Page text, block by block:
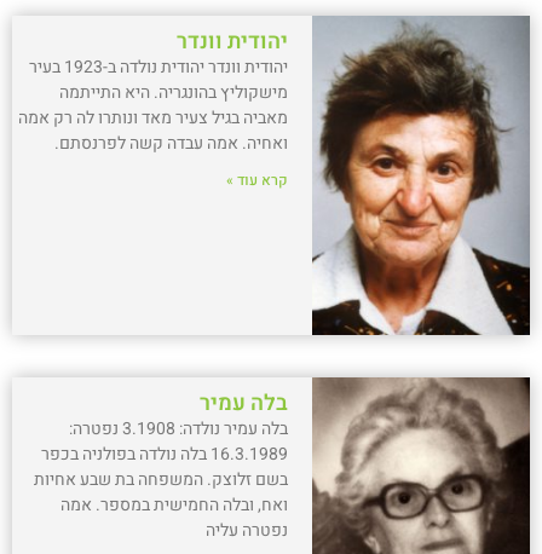
יהודית וונדר
יהודית וונדר יהודית נולדה ב-1923 בעיר
מישקוליץ בהונגריה. היא התייתמה
מאביה בגיל צעיר מאד ונותרו לה רק אמה
ואחיה. אמה עבדה קשה לפרנסתם.
קרא עוד »
בלה עמיר
בלה עמיר נולדה: 3.1908 נפטרה:
16.3.1989 בלה נולדה בפולניה בכפר
בשם זלוצק. המשפחה בת שבע אחיות
ואח, ובלה החמישית במספר. אמה
נפטרה עליה